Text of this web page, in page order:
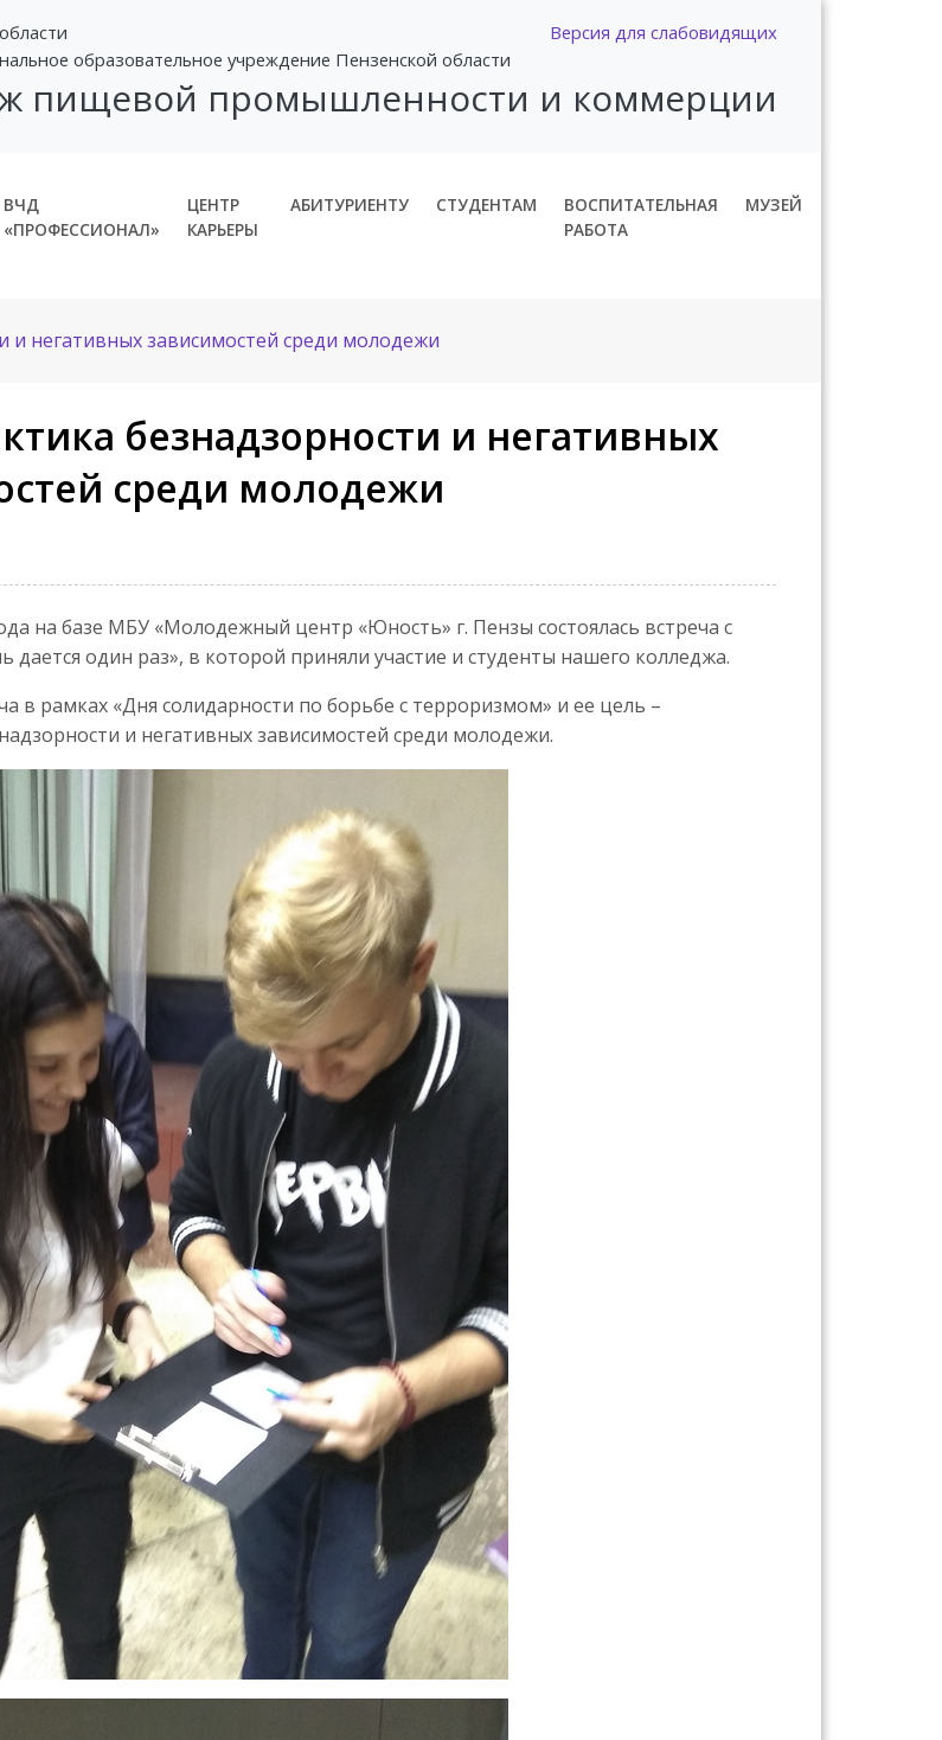
Версия для слабовидящих
образовательное учреждение Пензенской области
пищевой промышленности и коммерции
ВЧД
«ПРОФЕССИОНАЛ»
ЦЕНТР
КАРЬЕРЫ
АБИТУРИЕНТУ СТУДЕНТАМ
ВОСПИТАТЕЛЬНАЯ
РАБОТА
МУЗЕЙ
и негативных зависимостей среди молодежи
безнадзорности и негативных
среди молодежи
на базе МБУ «Молодежный центр «Юность» г. Пензы состоялась встреча с
один раз», в которой приняли участие и студенты нашего колледжа.
в рамках «Дня солидарности по борьбе с терроризмом» и ее цель –
и негативных зависимостей среди молодежи.